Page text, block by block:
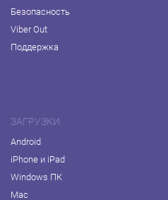
Безопасность
Viber Out
Поддержка
ЗАГРУЗКИ
Android
iPhone и iPad
Windows ПК
Mac